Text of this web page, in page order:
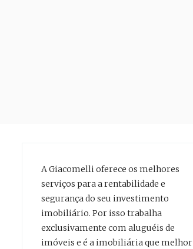
A Giacomelli oferece os melhores
serviços para a rentabilidade e
segurança do seu investimento
imobiliário. Por isso trabalha
exclusivamente com aluguéis de
imóveis e é a imobiliária que melhor